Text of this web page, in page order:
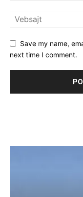
Save my name,
next time I comment.